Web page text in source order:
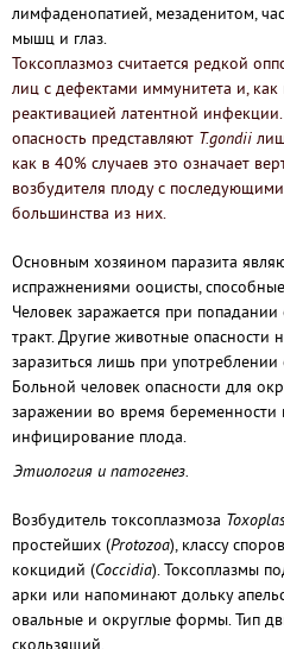
лимфаденопатией, мезаденитом,
мышц и глаз.
Токсоплазмоз считается редкой
лиц с дефектами иммунитета и, как
реактивацией латентной
опасность представляют Т.gondii
как в 40% случаев это означает
возбудителя плоду с
большинства из них.
Основным хозяином паразита
испражнениями ооцисты,
Человек заражается при
тракт. Другие животные опасности
заразиться лишь при
Больной человек опасности для
заражении во время
инфицирование плода.
Этиология и патогенез.
Возбудитель токсоплазмоза
простейших (Protozoa), классу
кокцидий (Coccidia). Токсоплазмы
арки или напоминают дольку
овальные и округлые формы. Тип
скользящий.